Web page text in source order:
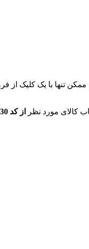
تنها با یک کلیک از
کالای مورد نظر از کد 30 درصد تخفیف